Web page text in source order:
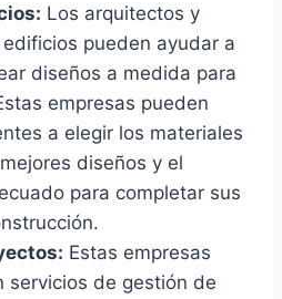
Los arquitectos y
pueden ayudar a
diseños a medida para
empresas pueden
a elegir los materiales
diseños y el
para completar sus
Estas empresas
servicios de gestión de